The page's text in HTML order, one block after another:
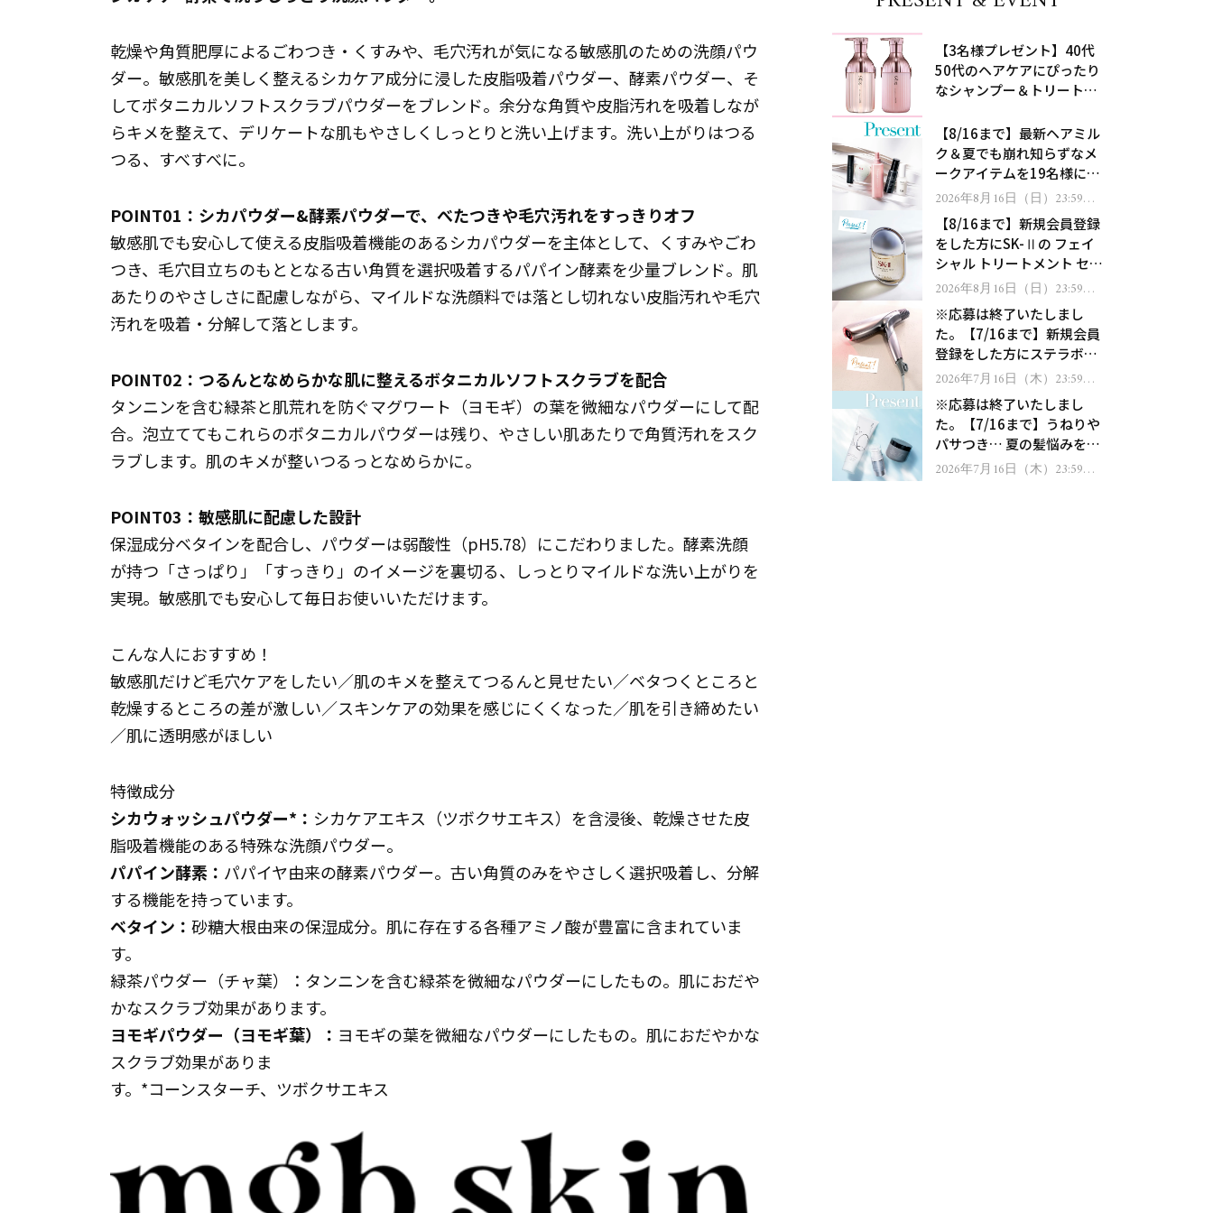
乾燥や角質肥厚によるごわつき・くすみや、毛穴汚れが気になる敏感肌のための洗顔パウ
ダー。敏感肌を美しく整えるシカケア成分に浸した皮脂吸着パウダー、酵素パウダー、そ
してボタニカルソフトスクラブパウダーをブレンド。余分な角質や皮脂汚れを吸着しなが
らキメを整えて、デリケートな肌もやさしくしっとりと洗い上げます。洗い上がりはつる
つる、すべすべに。
POINT01：シカパウダー&酵素パウダーで、べたつきや毛穴汚れをすっきりオフ
敏感肌でも安心して使える皮脂吸着機能のあるシカパウダーを主体として、くすみやごわ
つき、毛穴目立ちのもととなる古い角質を選択吸着するパパイン酵素を少量ブレンド。肌
あたりのやさしさに配慮しながら、マイルドな洗顔料では落とし切れない皮脂汚れや毛穴
汚れを吸着・分解して落とします。
POINT02：つるんとなめらかな肌に整えるボタニカルソフトスクラブを配合
タンニンを含む緑茶と肌荒れを防ぐマグワート（ヨモギ）の葉を微細なパウダーにして配
合。泡立ててもこれらのボタニカルパウダーは残り、やさしい肌あたりで角質汚れをスク
ラブします。肌のキメが整いつるっとなめらかに。
POINT03：敏感肌に配慮した設計
保湿成分ベタインを配合し、パウダーは弱酸性（pH5.78）にこだわりました。酵素洗顔
が持つ「さっぱり」「すっきり」のイメージを裏切る、しっとりマイルドな洗い上がりを
実現。敏感肌でも安心して毎日お使いいただけます。
こんな人におすすめ！
敏感肌だけど毛穴ケアをしたい／肌のキメを整えてつるんと見せたい／ベタつくところと
乾燥するところの差が激しい／スキンケアの効果を感じにくくなった／肌を引き締めたい
／肌に透明感がほしい
特徴成分
シカウォッシュパウダー*： シカケアエキス（ツボクサエキス）を含浸後、乾燥させた皮
脂吸着機能のある特殊な洗顔パウダー。
パパイン酵素： パパイヤ由来の酵素パウダー。古い角質のみをやさしく選択吸着し、分解
する機能を持っています。
ベタイン： 砂糖大根由来の保湿成分。肌に存在する各種アミノ酸が豊富に含まれていま
す。
緑茶パウダー（チャ葉）：タンニンを含む緑茶を微細なパウダーにしたもの。肌におだや
かなスクラブ効果があります。
ヨモギパウダー（ヨモギ葉）： ヨモギの葉を微細なパウダーにしたもの。肌におだやかな
スクラブ効果がありま
す。*コーンスターチ、ツボクサエキス
【3名様プレゼント】40代
50代のヘアケアにぴったり
なシャンプー＆トリートメ
処！
【8/16まで】最新ヘアミル
ク＆夏でも崩れ知らずなメ
ークアイテムを19名様にプ
レゼント！
2026年8月16日（日）23:59ま
で【8/16まで】新規会員登録
をした方にSK-Ⅱの フェイ
シャル トリートメント セラ
ムをプレゼント！
2026年8月16日（日）23:59ま
※応募は終了いたしまし
た。【7/16まで】新規会員
登録をした方にステラボー
テのシャインリバース ヘア
ゼント！
2026年7月16日（木）23:59ま
※応募は終了いたしまし
た。【7/16まで】うねりや
パサつき… 夏の髪悩みを解
消するヘアケアアイテムを
2026年7月16日（木）23:59ま